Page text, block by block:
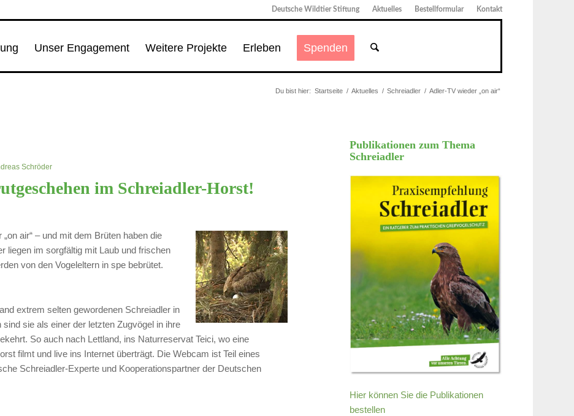
Deutsche Wildtier Stiftung Aktuelles Bestellformular Kontakt
Unser Engagement Weitere Projekte Erleben Spenden
Du bist hier: Startseite / Aktuelles / Schreiadler / Adler-TV wieder „on air“
Schröder
im Schreiadler-Horst!
air“ – und mit dem Brüten haben die
liegen im sorgfältig mit Laub und frischen
von den Vogeleltern in spe bebrütet.
extrem selten gewordenen Schreiadler in
sie als einer der letzten Zugvögel in ihre
So auch nach Lettland, ins Naturreservat Teici, wo eine
filmt und live ins Internet überträgt. Die Webcam ist Teil eines
Schreiadler-Experte und Kooperationspartner der Deutschen
Publikationen zum Thema
Schreiadler
Hier können Sie die Publikationen
bestellen